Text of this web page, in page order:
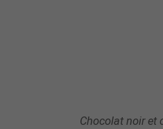
Chocolat noir et